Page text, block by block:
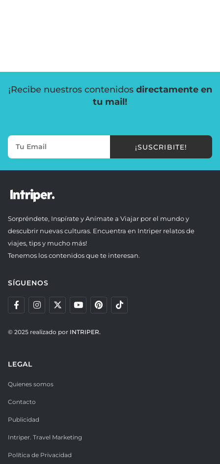
¡Recibe nuestros contenidos directamente en
tu mail!
¡SUSCRIBITE!
Sorpréndete, Inspírate y Anímate a Viajar por el mundo y
descubrir nuevas culturas. Encuentra en Intriper relatos de
viajes, tips y mucho más!
Tenemos los contenidos que te interesan.
SÍGUENOS
© 2025 realizado por INTRIPER.
LEGAL
Quienes somos
Contacto
Publicidad
Intriper. Travel Marketing
Política de Privacidad